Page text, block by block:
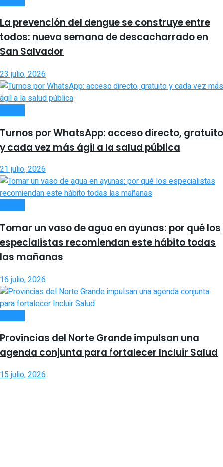
La prevención del dengue se construye entre
todos: nueva semana de descacharrado en
San Salvador
23 julio, 2026
Turnos por WhatsApp: acceso directo, gratuito
y cada vez más ágil a la salud pública
21 julio, 2026
Tomar un vaso de agua en ayunas: por qué los
especialistas recomiendan este hábito todas
las mañanas
16 julio, 2026
Provincias del Norte Grande impulsan una
agenda conjunta para fortalecer Incluir Salud
15 julio, 2026